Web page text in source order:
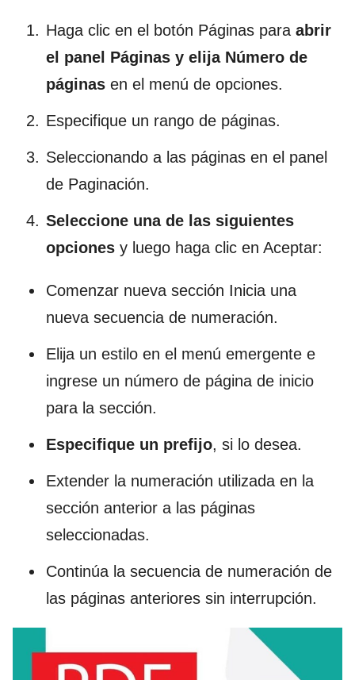
Haga clic en el botón Páginas para abrir
el panel Páginas y elija Número de
páginas en el menú de opciones.
Especifique un rango de páginas.
Seleccionando a las páginas en el panel
de Paginación.
Seleccione una de las siguientes
opciones y luego haga clic en Aceptar:
Comenzar nueva sección Inicia una
nueva secuencia de numeración.
Elija un estilo en el menú emergente e
ingrese un número de página de inicio
para la sección.
Especifique un prefijo, si lo desea.
Extender la numeración utilizada en la
sección anterior a las páginas
seleccionadas.
Continúa la secuencia de numeración de
las páginas anteriores sin interrupción.